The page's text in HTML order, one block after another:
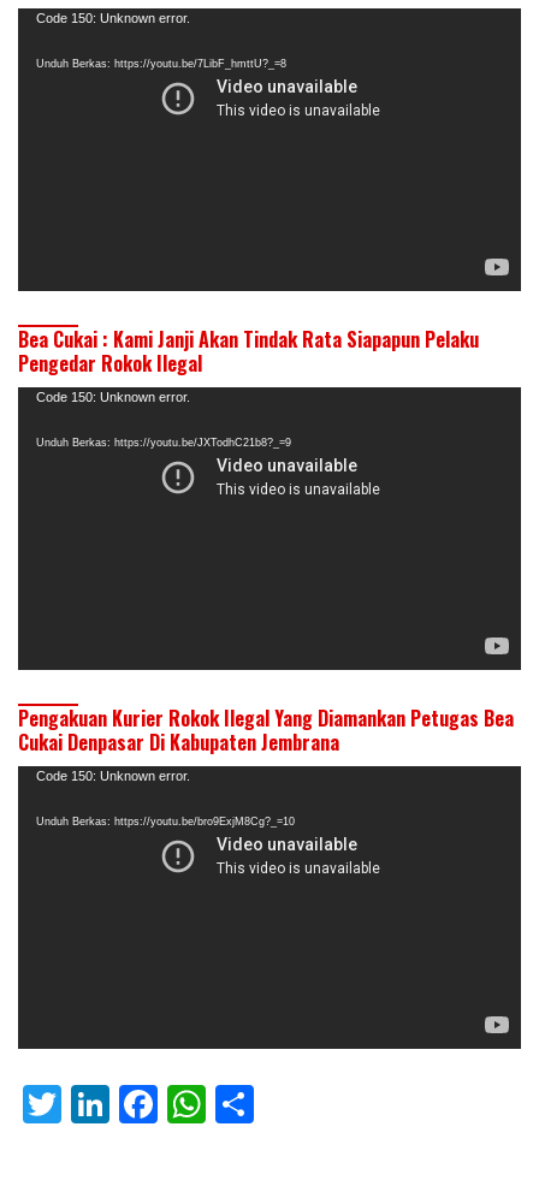
Pemutar
Code 150: Unknown error.
Unduh Berkas: https://youtu.be/7LibF_hmttU?_=8
Bea Cukai : Kami Janji Akan Tindak Rata Siapapun Pelaku
Pengedar Rokok Ilegal
Pemutar
Code 150: Unknown error.
Unduh Berkas: https://youtu.be/JXTodhC21b8?_=9
Pengakuan Kurier Rokok Ilegal Yang Diamankan Petugas Bea
Cukai Denpasar Di Kabupaten Jembrana
Pemutar
Code 150: Unknown error.
Unduh Berkas: https://youtu.be/bro9ExjM8Cg?_=10
T Li F W